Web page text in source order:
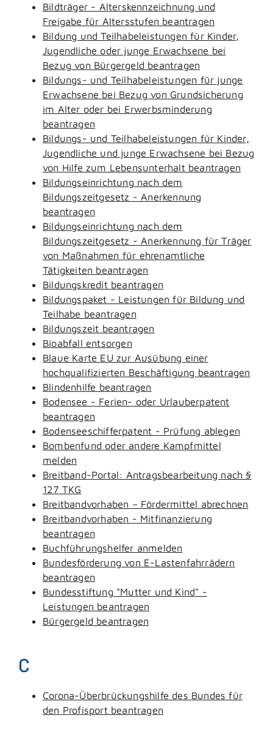
Bildträger - Alterskennzeichnung und
Freigabe für Altersstufen beantragen
Bildung und Teilhabeleistungen für Kinder,
Jugendliche oder junge Erwachsene bei
Bezug von Bürgergeld beantragen
Bildungs- und Teilhabeleistungen für junge
Erwachsene bei Bezug von Grundsicherung
im Alter oder bei Erwerbsminderung
beantragen
Bildungs- und Teilhabeleistungen für Kinder,
Jugendliche und junge Erwachsene bei Bezug
von Hilfe zum Lebensunterhalt beantragen
Bildungseinrichtung nach dem
Bildungszeitgesetz - Anerkennung
beantragen
Bildungseinrichtung nach dem
Bildungszeitgesetz - Anerkennung für Träger
von Maßnahmen für ehrenamtliche
Tätigkeiten beantragen
Bildungskredit beantragen
Bildungspaket - Leistungen für Bildung und
Teilhabe beantragen
Bildungszeit beantragen
Bioabfall entsorgen
Blaue Karte EU zur Ausübung einer
hochqualifizierten Beschäftigung beantragen
Blindenhilfe beantragen
Bodensee - Ferien- oder Urlauberpatent
beantragen
Bodenseeschifferpatent - Prüfung ablegen
Bombenfund oder andere Kampfmittel
melden
Breitband-Portal: Antragsbearbeitung nach §
127 TKG
Breitbandvorhaben – Fördermittel abrechnen
Breitbandvorhaben - Mitfinanzierung
beantragen
Buchführungshelfer anmelden
Bundesförderung von E-Lastenfahrrädern
beantragen
Bundesstiftung "Mutter und Kind" -
Leistungen beantragen
Bürgergeld beantragen
C
Corona-Überbrückungshilfe des Bundes für
den Profisport beantragen